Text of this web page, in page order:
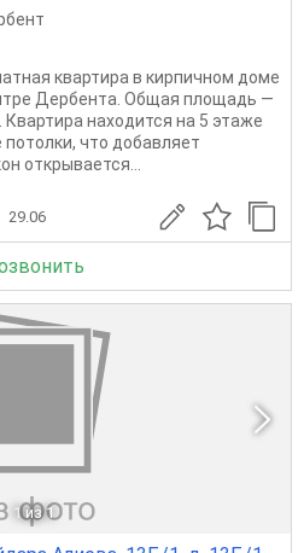
квартира в кирпичном доме
Дербента. Общая площадь —
Квартира находится на 5 этаже
что добавляет
открывается...
29.06
1 из 1